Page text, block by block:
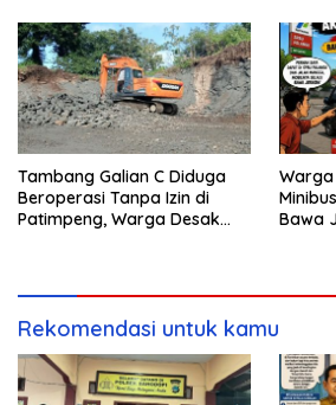
Tambang Galian C Diduga
Beroperasi Tanpa Izin di
Patimpeng, Warga Desak
Bawa
Rekomendasi untuk kamu